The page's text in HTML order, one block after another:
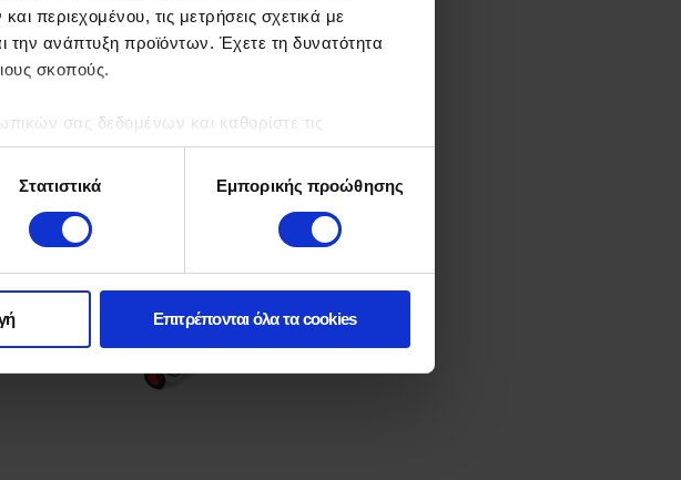
περιεχομένου, τις μετρήσεις σχετικά με
την ανάπτυξη προϊόντων. Έχετε τη δυνατότητα
σκοπούς.
σας δεδομένων και καθορίστε τις
ή να ανακαλέσετε τη συγκατάθεσή σας ανά
Στατιστικά Εμπορικής προώθησης
Επιτρέπονται όλα τα cookies